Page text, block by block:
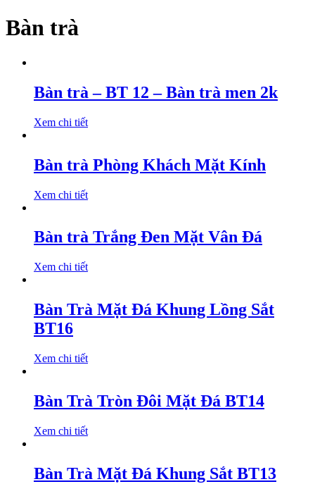
Bàn trà
Bàn trà – BT 12 – Bàn trà men 2k
Xem chi tiết
Bàn trà Phòng Khách Mặt Kính
Xem chi tiết
Bàn trà Trắng Đen Mặt Vân Đá
Xem chi tiết
Bàn Trà Mặt Đá Khung Lồng Sắt
BT16
Xem chi tiết
Bàn Trà Tròn Đôi Mặt Đá BT14
Xem chi tiết
Bàn Trà Mặt Đá Khung Sắt BT13